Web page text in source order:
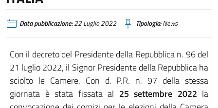
Data pubblicazione:22 Luglio 2022 Tipologia:News
Con il decreto del Presidente della Repubblica n. 96 del
21 luglio 2022, il Signor Presidente della Repubblica ha
sciolto le Camere. Con d. P.R. n. 97 della stessa
giornata è stata fissata al 25 settembre 2022 la